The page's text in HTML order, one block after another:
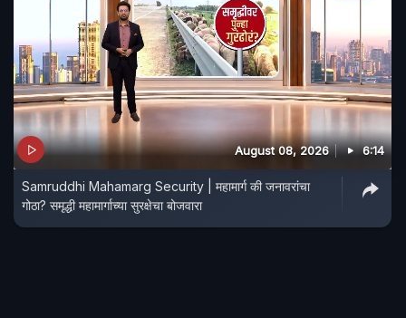
August 08, 2026 6:14
Samruddhi Mahamarg Security | महामार्ग की जनावरांचा
गोठा? समृद्धी महामार्गाच्या सुरक्षेचा बोजवारा